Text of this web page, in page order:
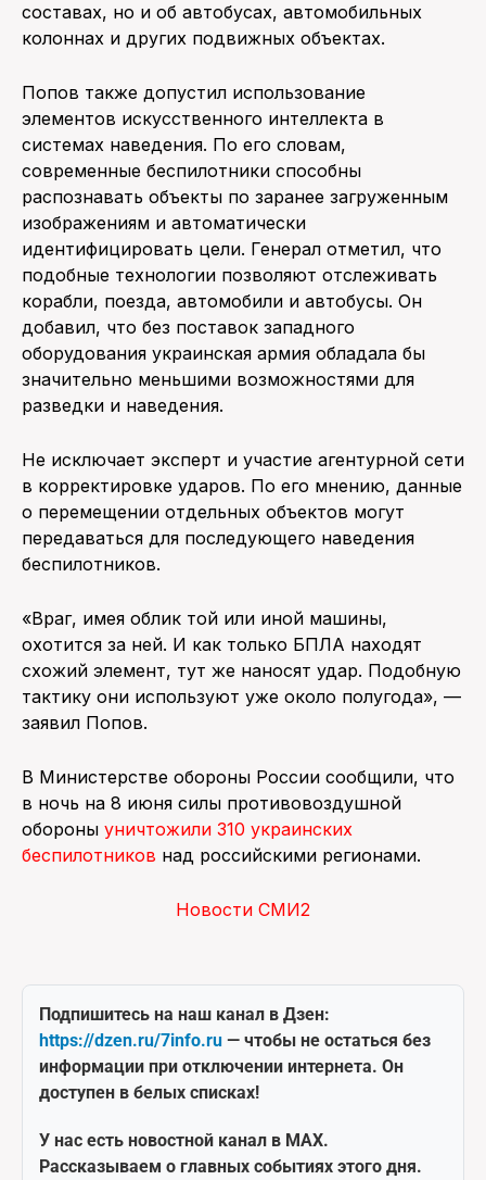
составах, но и об автобусах, автомобильных
колоннах и других подвижных объектах.
Попов также допустил использование
элементов искусственного интеллекта в
системах наведения. По его словам,
современные беспилотники способны
распознавать объекты по заранее загруженным
изображениям и автоматически
идентифицировать цели. Генерал отметил, что
подобные технологии позволяют отслеживать
корабли, поезда, автомобили и автобусы. Он
добавил, что без поставок западного
оборудования украинская армия обладала бы
значительно меньшими возможностями для
разведки и наведения.
Не исключает эксперт и участие агентурной сети
в корректировке ударов. По его мнению, данные
о перемещении отдельных объектов могут
передаваться для последующего наведения
беспилотников.
«Враг, имея облик той или иной машины,
охотится за ней. И как только БПЛА находят
схожий элемент, тут же наносят удар. Подобную
тактику они используют уже около полугода», —
заявил Попов.
В Министерстве обороны России сообщили, что
в ночь на 8 июня силы противовоздушной
обороны уничтожили 310 украинских
беспилотников над российскими регионами.
Новости СМИ2
Подпишитесь на наш канал в Дзен:
https://dzen.ru/7info.ru — чтобы не остаться без
информации при отключении интернета. Он
доступен в белых списках!
У нас есть новостной канал в MAX.
Рассказываем о главных событиях этого дня.